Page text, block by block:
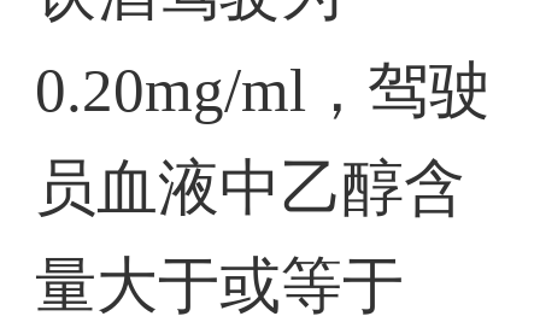
0.20mg/ml，驾驶
员血液中乙醇含
量大于或等于